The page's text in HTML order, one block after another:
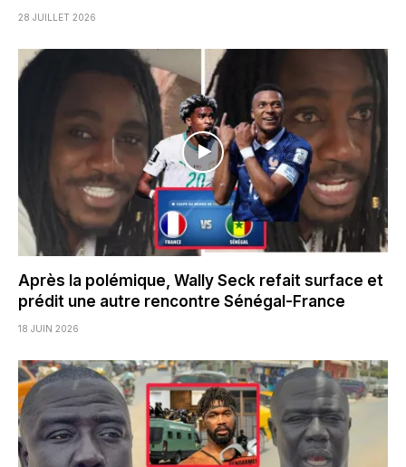
28 JUILLET 2026
Après la polémique, Wally Seck refait surface et
prédit une autre rencontre Sénégal-France
18 JUIN 2026